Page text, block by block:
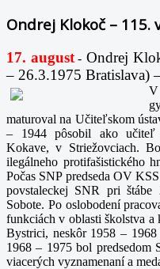
Ondrej Klokoč – 115.
17. august- Ondrej
– 26.3.1975 Bratislava)
V
maturoval na Učiteľskom
– 1944 pôsobil ako učiteľ
Kokave, v Striežovciach.
ilegálneho protifašistického
Počas SNP predseda OV
povstaleckej SNR pri
Sobote. Po oslobodení
funkciách v oblasti školstva
Bystrici, neskôr 1958 –
1968 – 1975 bol predsedom
viacerých vyznamenaní a